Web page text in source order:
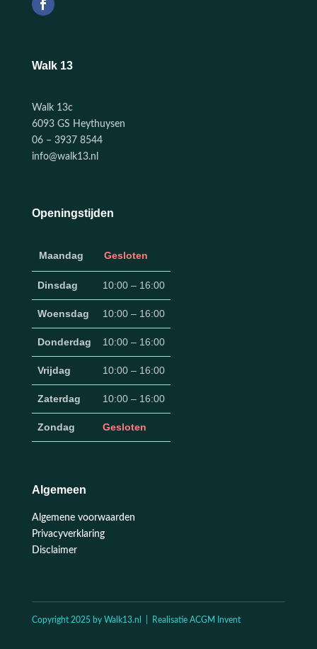
Walk 13
Walk 13c
6093 GS Heythuysen
06 – 3937 8544
info@walk13.nl
Openingstijden
Maandag Gesloten
Dinsdag 10:00 – 16:00
Woensdag 10:00 – 16:00
Donderdag 10:00 – 16:00
Vrijdag 10:00 – 16:00
Zaterdag 10:00 – 16:00
Zondag Gesloten
Algemeen
Algemene voorwaarden
Privacyverklaring
Disclaimer
Copyright 2025 by Walk13.nl | Realisatie ACGM Invent